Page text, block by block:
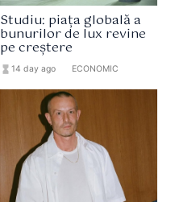
Studiu: piața globală a
bunurilor de lux revine
pe creștere
hourglass_full 14 day ago ECONOMIC